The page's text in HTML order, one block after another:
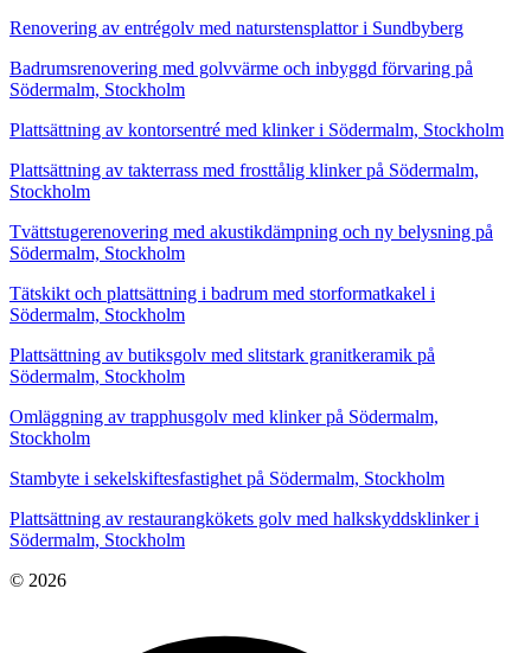
Renovering av entrégolv med naturstensplattor i Sundbyberg
Badrumsrenovering med golvvärme och inbyggd förvaring på
Södermalm, Stockholm
Plattsättning av kontorsentré med klinker i Södermalm, Stockholm
Plattsättning av takterrass med frosttålig klinker på Södermalm,
Stockholm
Tvättstugerenovering med akustikdämpning och ny belysning på
Södermalm, Stockholm
Tätskikt och plattsättning i badrum med storformatkakel i
Södermalm, Stockholm
Plattsättning av butiksgolv med slitstark granitkeramik på
Södermalm, Stockholm
Omläggning av trapphusgolv med klinker på Södermalm,
Stockholm
Stambyte i sekelskiftesfastighet på Södermalm, Stockholm
Plattsättning av restaurangkökets golv med halkskyddsklinker i
Södermalm, Stockholm
© 2026